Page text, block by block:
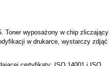
Toner wyposażony w chip zliczający
w drukarce, wystarczy zdjąć